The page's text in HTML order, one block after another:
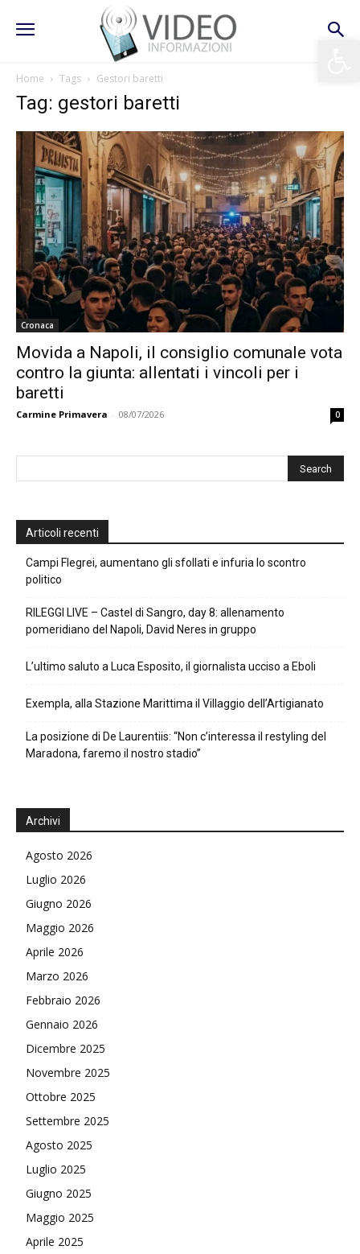
Home Tags Gestori baretti
Tag: gestori baretti
Cronaca
Movida a Napoli, il consiglio comunale vota
contro la giunta: allentati i vincoli per i
baretti
Carmine Primavera - 08/07/2026 0
Articoli recenti
Campi Flegrei, aumentano gli sfollati e infuria lo scontro
politico
RILEGGI LIVE – Castel di Sangro, day 8: allenamento
pomeridiano del Napoli, David Neres in gruppo
L’ultimo saluto a Luca Esposito, il giornalista ucciso a Eboli
Exempla, alla Stazione Marittima il Villaggio dell’Artigianato
La posizione di De Laurentiis: “Non c’interessa il restyling del
Maradona, faremo il nostro stadio”
Archivi
Agosto 2026
Luglio 2026
Giugno 2026
Maggio 2026
Aprile 2026
Marzo 2026
Febbraio 2026
Gennaio 2026
Dicembre 2025
Novembre 2025
Ottobre 2025
Settembre 2025
Agosto 2025
Luglio 2025
Giugno 2025
Maggio 2025
Aprile 2025